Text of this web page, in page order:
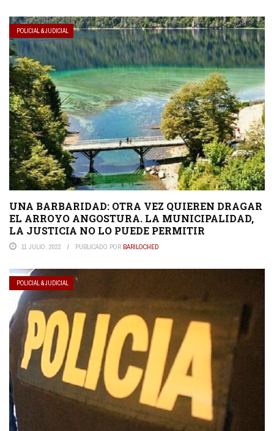
POLICIAL & JUDICIAL
UNA BARBARIDAD: OTRA VEZ QUIEREN DRAGAR
EL ARROYO ANGOSTURA. LA MUNICIPALIDAD,
LA JUSTICIA NO LO PUEDE PERMITIR
11 JULIO, 2022 PUBLICADO POR BARILOCHED
POLICIAL & JUDICIAL